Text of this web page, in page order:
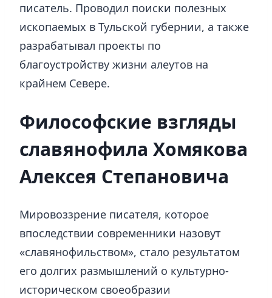
писатель. Проводил поиски полезных
ископаемых в Тульской губернии, а также
разрабатывал проекты по
благоустройству жизни алеутов на
крайнем Севере.
Философские взгляды
славянофила Хомякова
Алексея Степановича
Мировоззрение писателя, которое
впоследствии современники назовут
«славянофильством», стало результатом
его долгих размышлений о культурно-
историческом своеобразии